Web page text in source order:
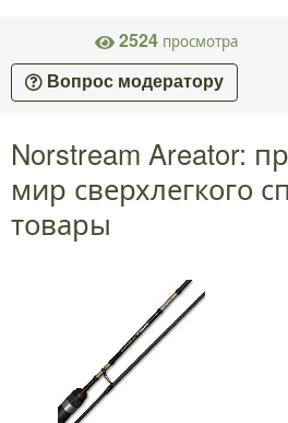
2524 просмотра
Вопрос модератору
Norstream Areator:
мир сверхлегкого
товары